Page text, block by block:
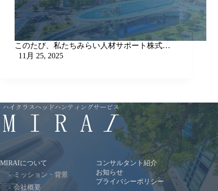
このたび、私たちみらい人材サポート株式…
11月 25, 2025
MIRAIについて
ミッション・背景
会社概要
コンサルタント紹介
お知らせ
プライバシーポリシー